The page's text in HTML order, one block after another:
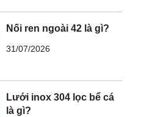
Nối ren ngoài 42 là gì?
31/07/2026
Lưới inox 304 lọc bể cá
là gì?